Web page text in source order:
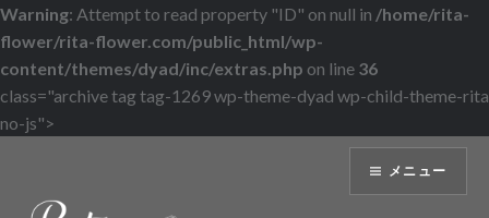
Warning: Attempt to read property "ID" on null in /home/rita-
flower/rita-flower.com/public_html/wp-
content/themes/dyad/inc/extras.php on line 36
class="archive tag tag-1269 wp-theme-dyad wp-child-theme-rita
no-js">
メニュー